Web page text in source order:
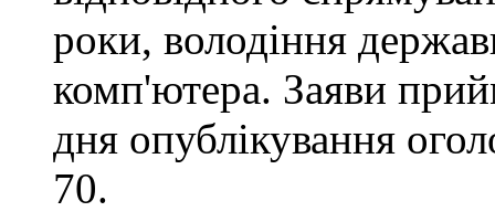
роки, володіння
комп'ютера. Заяви
дня опублікування
70.